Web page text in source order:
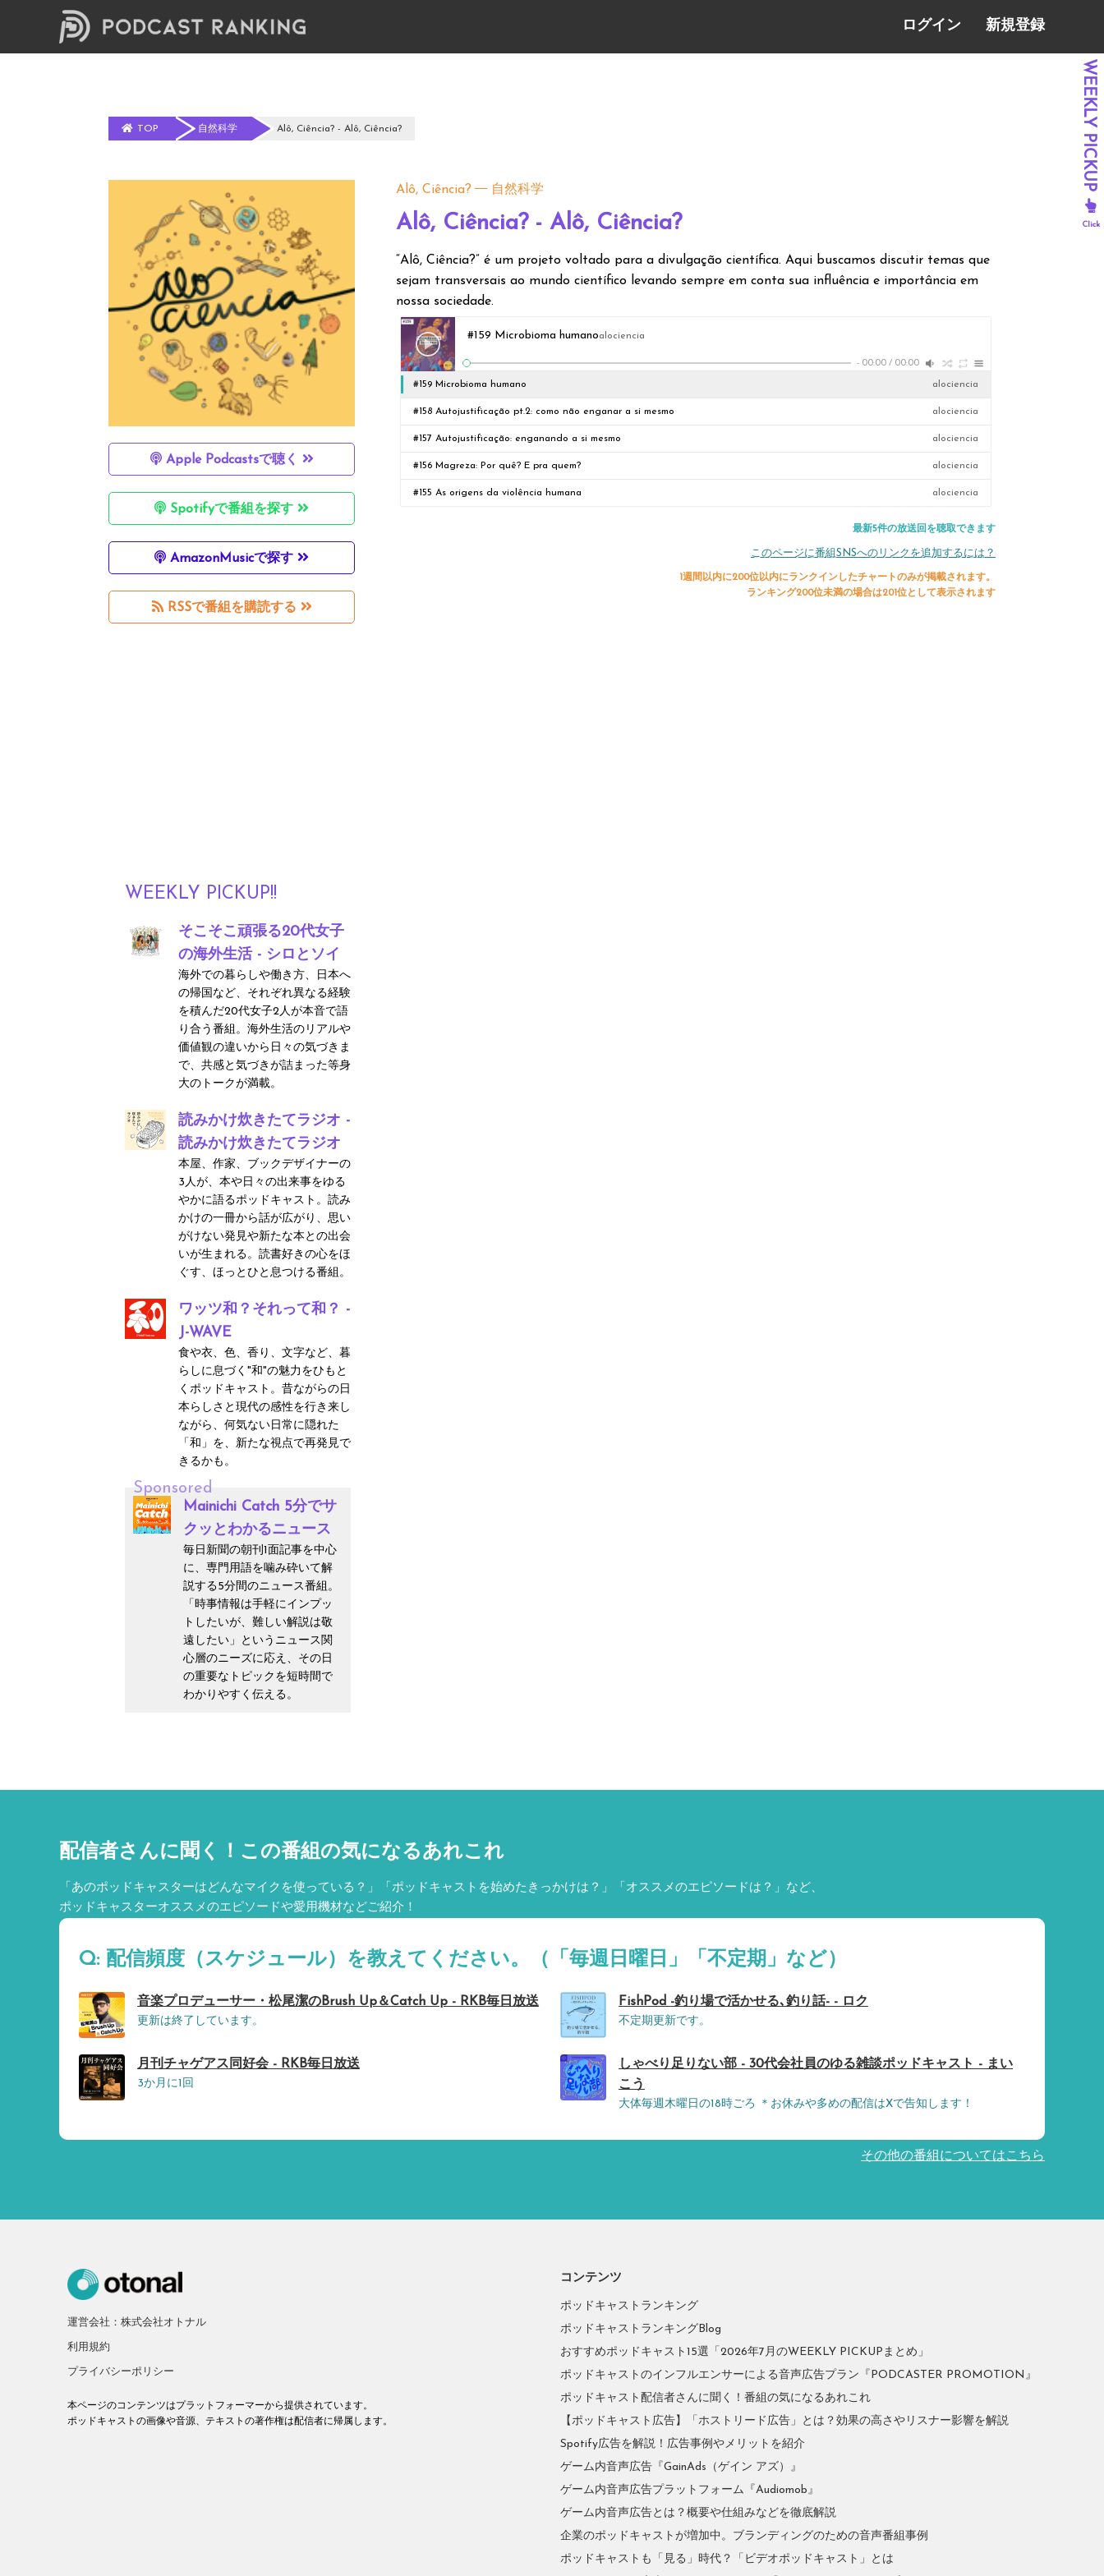
ログイン 新規登録
TOP 自然科学 Alô, Ciência? - Alô, Ciência?
Apple Podcastsで聴く
Spotifyで番組を探す
AmazonMusicで探す
RSSで番組を購読する
WEEKLY PICKUP!!
そこそこ頑張る20代女子
の海外生活 - シロとソイ
海外での暮らしや働き方、日本へ
の帰国など、それぞれ異なる経験
を積んだ20代女子2人が本音で語
り合う番組。海外生活のリアルや
価値観の違いから日々の気づきま
で、共感と気づきが詰まった等身
大のトークが満載。
読みかけ炊きたてラジオ -
読みかけ炊きたてラジオ
本屋、作家、ブックデザイナーの
3人が、本や日々の出来事をゆる
やかに語るポッドキャスト。読み
かけの一冊から話が広がり、思い
がけない発見や新たな本との出会
いが生まれる。読書好きの心をほ
ぐす、ほっとひと息つける番組。
ワッツ和？それって和？ -
J-WAVE
食や衣、色、香り、文字など、暮
らしに息づく"和"の魅力をひもと
くポッドキャスト。昔ながらの日
本らしさと現代の感性を行き来し
ながら、何気ない日常に隠れた
「和」を、新たな視点で再発見で
きるかも。
Sponsored
Mainichi Catch 5分でサ
クッとわかるニュース
毎日新聞の朝刊1面記事を中心
に、専門用語を噛み砕いて解
説する5分間のニュース番組。
「時事情報は手軽にインプッ
トしたいが、難しい解説は敬
遠したい」というニュース関
心層のニーズに応え、その日
の重要なトピックを短時間で
わかりやすく伝える。
Alô, Ciência? 自然科学
Alô, Ciência? - Alô, Ciência?
“Alô, Ciência?” é um projeto voltado para a divulgação científica. Aqui buscamos discutir temas que
sejam transversais ao mundo científico levando sempre em conta sua influência e importância em
nossa sociedade.
#159 Microbioma humanoalociencia
- 00:00 / 00:00
#159 Microbioma humano alociencia
#158 Autojustificação pt.2: como não enganar a si mesmo alociencia
#157 Autojustificação: enganando a si mesmo alociencia
#156 Magreza: Por quê? E pra quem? alociencia
#155 As origens da violência humana alociencia
最新5件の放送回を聴取できます
このページに番組SNSへのリンクを追加するには？
1週間以内に200位以内にランクインしたチャートのみが掲載されます。
ランキング200位未満の場合は201位として表示されます
配信者さんに聞く！ この番組の気になるあれこれ
「あのポッドキャスターはどんなマイクを使っている？」「ポッドキャストを始めたきっかけは？」「オススメのエピソードは？」など、
ポッドキャスターオススメのエピソードや愛用機材などご紹介！
Q: 配信頻度（スケジュール）を教えてください。（「毎週日曜日」「不定期」など）
音楽プロデューサー・松尾潔のBrush Up＆Catch Up - RKB毎日放送
更新は終了しています。
FishPod -釣り場で活かせる､釣り話- - ロク
不定期更新です。
月刊チャゲアス同好会 - RKB毎日放送
3か月に1回
しゃべり足りない部 - 30代会社員のゆる雑談ポッドキャスト - まい
こう
大体毎週木曜日の18時ごろ ＊お休みや多めの配信はXで告知します！
その他の番組についてはこちら
運営会社：株式会社オトナル
利用規約
プライバシーポリシー
本ページのコンテンツはプラットフォーマーから提供されています。
ポッドキャストの画像や音源、テキストの著作権は配信者に帰属します。
コンテンツ
ポッドキャストランキング
ポッドキャストランキングBlog
おすすめポッドキャスト15選「2026年7月のWEEKLY PICKUPまとめ」
ポッドキャストのインフルエンサーによる音声広告プラン『PODCASTER PROMOTION』
ポッドキャスト配信者さんに聞く！番組の気になるあれこれ
【ポッドキャスト広告】「ホストリード広告」とは？効果の高さやリスナー影響を解説
Spotify広告を解説！広告事例やメリットを紹介
ゲーム内音声広告『GainAds（ゲイン アズ）』
ゲーム内音声広告プラットフォーム『Audiomob』
ゲーム内音声広告とは？概要や仕組みなどを徹底解説
企業のポッドキャストが増加中。ブランディングのための音声番組事例
ポッドキャストも「見る」時代？「ビデオポッドキャスト」とは